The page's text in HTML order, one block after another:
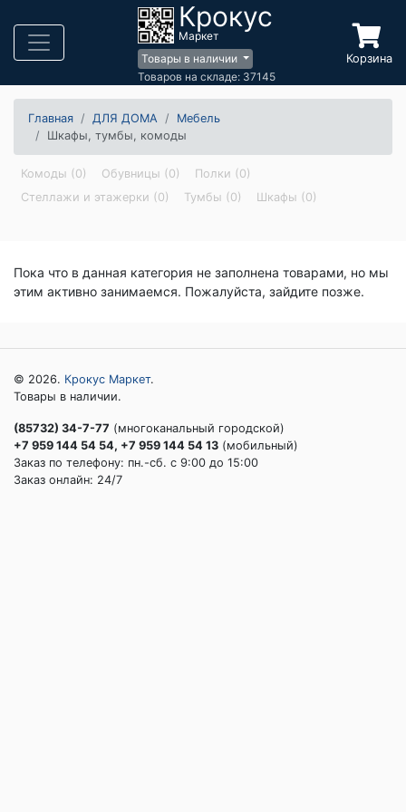
Крокус
Маркет
Товары в наличии
Товаров на складе: 37145
Корзина
Главная ДЛЯ ДОМА
Мебель
Шкафы, тумбы, комоды
Комоды (0) Обувницы (0)
Полки (0)
Стеллажи и этажерки (0)
Тумбы (0) Шкафы (0)
Пока что в данная категория не заполнена товарами, но мы
этим активно занимаемся. Пожалуйста, зайдите позже.
© 2026. Крокус Маркет.
Товары в наличии.
(85732) 34-7-77 (многоканальный городской)
+7 959 144 54 54, +7 959 144 54 13 (мобильный)
Заказ по телефону: пн.-сб. c 9:00 до 15:00
Заказ онлайн: 24/7